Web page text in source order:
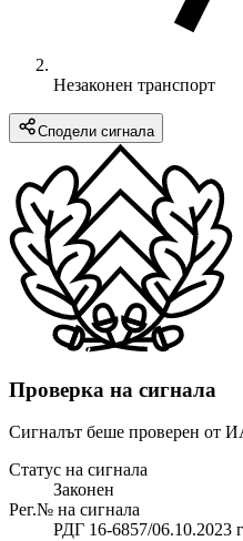
Незаконен транспорт
Сподели сигнала
Проверка на сигнала
Сигналът беше проверен от
Статус на сигнала
Законен
Рег.№ на сигнала
РДГ 16-6857/06.10.2023